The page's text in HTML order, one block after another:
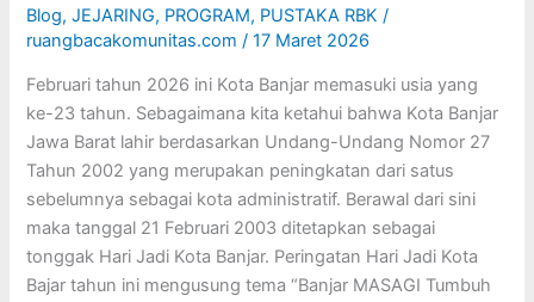
Blog,JEJARING, PROGRAM, PUSTAKA RBK /
ruangbacakomunitas.com/17 Maret 2026
Februari tahun 2026 ini Kota Banjar memasuki usia yang
ke-23 tahun. Sebagaimana kita ketahui bahwa Kota Banjar
Jawa Barat lahir berdasarkan Undang-Undang Nomor 27
Tahun 2002 yang merupakan peningkatan dari satus
sebelumnya sebagai kota administratif. Berawal dari sini
maka tanggal 21 Februari 2003 ditetapkan sebagai
tonggak Hari Jadi Kota Banjar. Peringatan Hari Jadi Kota
Bajar tahun ini mengusung tema “Banjar MASAGI Tumbuh